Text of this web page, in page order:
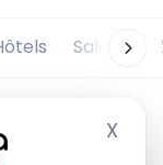
X
Salons